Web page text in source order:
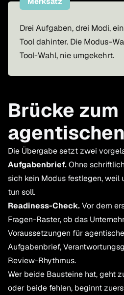
Drei Aufgaben, drei Modi,
Tool dahinter. Die Modus-
Tool-Wahl, nie umgekehrt.
Brücke zum
Die Übergabe setzt zwei
Aufgabenbrief.Ohne
sich kein Modus festlegen, weil
tun soll.
Readiness-Check.Vor dem
Fragen-Raster, ob das
Voraussetzungen für
Aufgabenbrief,
Review-Rhythmus.
Wer beide Bausteine hat, geht
oder beide fehlen, beginnt